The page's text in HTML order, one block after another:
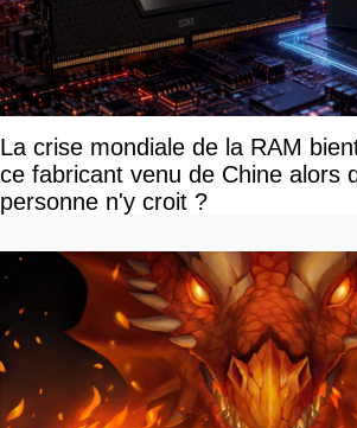
La crise mondiale de la RAM
ce fabricant venu de Chine alors
personne n'y croit ?